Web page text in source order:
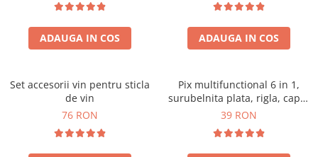
ADAUGA IN COS ADAUGA IN COS
Set accesorii vin pentru sticla
de vin
76 RON
Pix multifunctional 6 in 1,
surubelnita plata, rigla, capat
touchscreen, nivela cu bula
39 RON